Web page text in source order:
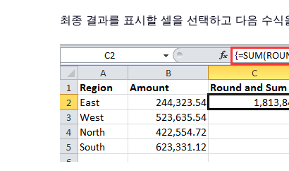
최종 결과를 표시할 셀을 선택하고 다음 수식